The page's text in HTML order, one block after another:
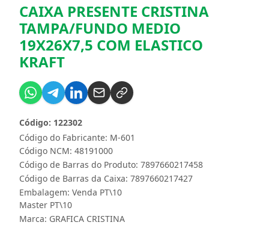
CAIXA PRESENTE CRISTINA
TAMPA/FUNDO MEDIO
19X26X7,5 COM ELASTICO
KRAFT
Código do Fabricante: M-601
Código: 122302
Código NCM: 48191000
Código de Barras do Produto: 7897660217458
Código de Barras da Caixa: 7897660217427
Embalagem: Venda PT\10
Master PT\10
Marca: GRAFICA CRISTINA